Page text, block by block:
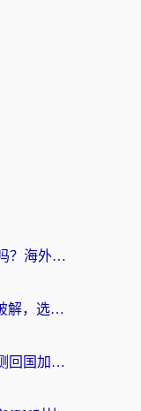
ChickCN和Unblock Youku好用吗？海外党亲测3款回国加速器，附iOS免费选择指南
海外党避坑指南：告别pc vpn 破解，选对回国加速器轻松访问国内资源
穿梭和海龟哪个好？海外党亲测回国加速器，附电脑免费VPN推荐